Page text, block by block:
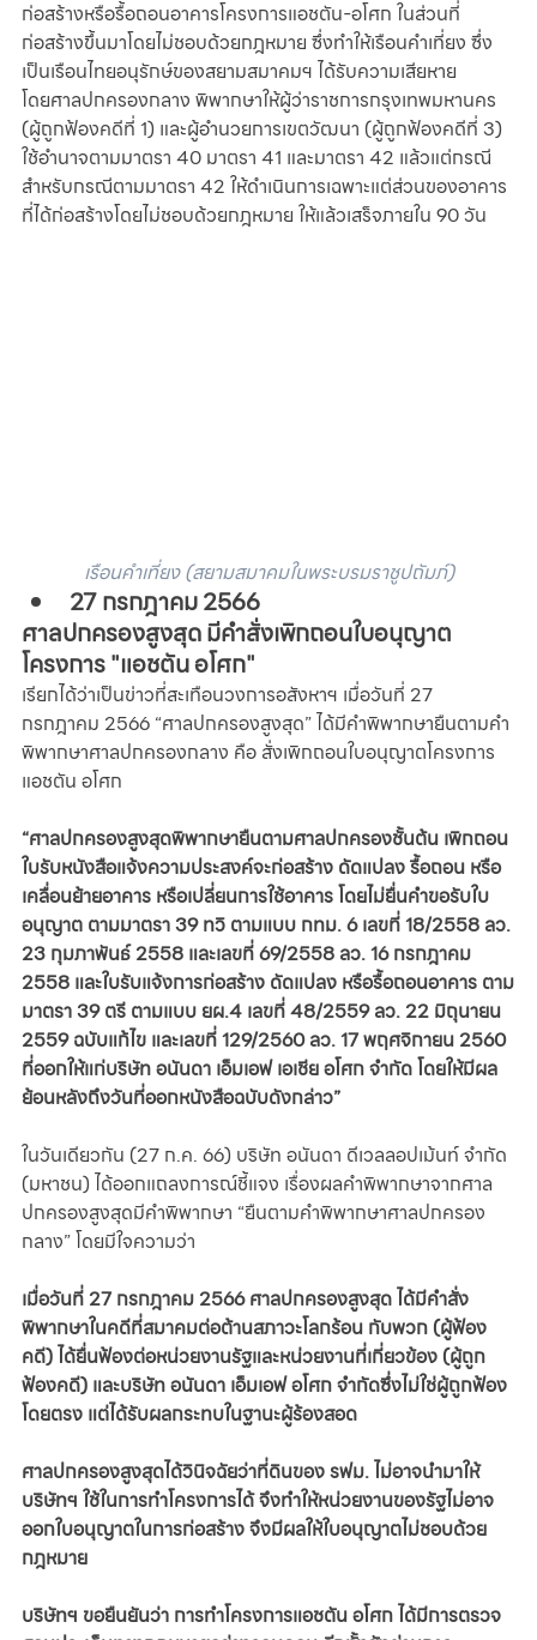
ก่อสร้างหรือรื้อถอนอาคารโครงการแอชตัน-อโศก ในส่วนที่
ก่อสร้างขึ้นมาโดยไม่ชอบด้วยกฎหมาย ซึ่งทำให้เรือนคำเที่ยง ซึ่ง
เป็นเรือนไทยอนุรักษ์ของสยามสมาคมฯ ได้รับความเสียหาย
โดยศาลปกครองกลาง พิพากษาให้ผู้ว่าราชการกรุงเทพมหานคร
(ผู้ถูกฟ้องคดีที่ 1) และผู้อำนวยการเขตวัฒนา (ผู้ถูกฟ้องคดีที่ 3)
ใช้อำนาจตามมาตรา 40 มาตรา 41 และมาตรา 42 แล้วแต่กรณี
สำหรับกรณีตามมาตรา 42 ให้ดำเนินการเฉพาะแต่ส่วนของอาคาร
ที่ได้ก่อสร้างโดยไม่ชอบด้วยกฎหมาย ให้แล้วเสร็จภายใน 90 วัน
เรือนคำเที่ยง (สยามสมาคมในพระบรมราชูปถัมภ์)
27 กรกฎาคม 2566
ศาลปกครองสูงสุด มีคำสั่งเพิกถอนใบอนุญาต
โครงการ "แอชตัน อโศก"
เรียกได้ว่าเป็นข่าวที่สะเทือนวงการอสังหาฯ เมื่อวันที่ 27
กรกฎาคม 2566 “ศาลปกครองสูงสุด” ได้มีคําพิพากษายืนตามคํา
พิพากษาศาลปกครองกลาง คือ สั่งเพิกถอนใบอนุญาตโครงการ
แอชตัน อโศก
“ศาลปกครองสูงสุดพิพากษายืนตามศาลปกครองชั้นต้น เพิกถอน
ใบรับหนังสือแจ้งความประสงค์จะก่อสร้าง ดัดแปลง รื้อถอน หรือ
เคลื่อนย้ายอาคาร หรือเปลี่ยนการใช้อาคาร โดยไม่ยื่นคำขอรับใบ
อนุญาต ตามมาตรา 39 ทวิ ตามแบบ กทม. 6 เลขที่ 18/2558 ลว.
23 กุมภาพันธ์ 2558 และเลขที่ 69/2558 ลว. 16 กรกฎาคม
2558 และใบรับแจ้งการก่อสร้าง ดัดแปลง หรือรื้อถอนอาคาร ตาม
มาตรา 39 ตรี ตามแบบ ยผ.4 เลขที่ 48/2559 ลว. 22 มิถุนายน
2559 ฉบับแก้ไข และเลขที่ 129/2560 ลว. 17 พฤศจิกายน 2560
ที่ออกให้แก่บริษัท อนันดา เอ็มเอฟ เอเชีย อโศก จำกัด โดยให้มีผล
ย้อนหลังถึงวันที่ออกหนังสือฉบับดังกล่าว”
ในวันเดียวกัน (27 ก.ค. 66) บริษัท อนันดา ดีเวลลอปเม้นท์ จำกัด
(มหาชน) ได้ออกแถลงการณ์ชี้แจง เรื่องผลคำพิพากษาจากศาล
ปกครองสูงสุดมีคำพิพากษา “ยืนตามคำพิพากษาศาลปกครอง
กลาง” โดยมีใจความว่า
เมื่อวันที่ 27 กรกฎาคม 2566 ศาลปกครองสูงสุด ได้มีคำสั่ง
พิพากษาในคดีที่สมาคมต่อต้านสภาวะโลกร้อน กับพวก (ผู้ฟ้อง
คดี) ได้ยื่นฟ้องต่อหน่วยงานรัฐและหน่วยงานที่เกี่ยวข้อง (ผู้ถูก
ฟ้องคดี) และบริษัท อนันดา เอ็มเอฟ อโศก จำกัดซึ่งไม่ใช่ผู้ถูกฟ้อง
โดยตรง แต่ได้รับผลกระทบในฐานะผู้ร้องสอด
ศาลปกครองสูงสุดได้วินิจฉัยว่าที่ดินของ รฟม. ไม่อาจนำมาให้
บริษัทฯ ใช้ในการทำโครงการได้ จึงทำให้หน่วยงานของรัฐไม่อาจ
ออกใบอนุญาตในการก่อสร้าง จึงมีผลให้ใบอนุญาตไม่ชอบด้วย
กฎหมาย
บริษัทฯ ขอยืนยันว่า การทำโครงการแอชตัน อโศก ได้มีการตรวจ